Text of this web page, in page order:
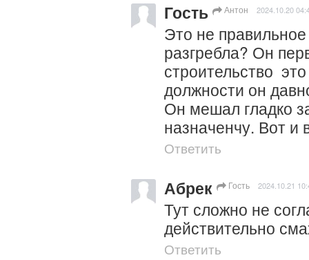
Гость Антон 2024.10.20
Это не
разгребла? Он
строительство
должности он
Он мешал гладко
назначенчу. Вот и
Ответить
Абрек Гость 2024.10.21
Тут сложно не
действительно
Ответить